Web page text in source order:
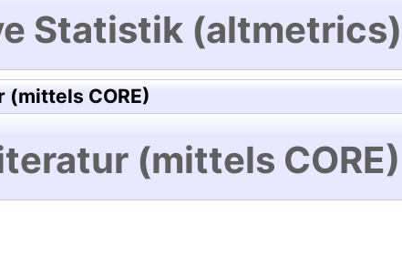
Statistik (altmetrics)
CORE)
(mittels CORE)